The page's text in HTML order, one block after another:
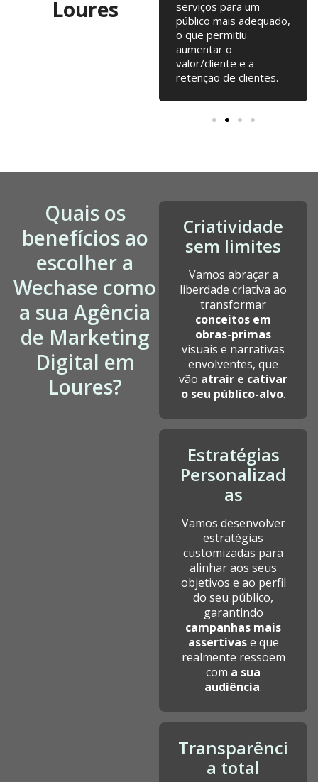
Loures
online, Email Marketing,
alterações na loja
serviços para um
público mais adequado,
o que permitiu
aumentar o
valor/cliente e a
retenção de clientes.
Quais os
benefícios ao
escolher a
Wechase como
a sua Agência
de Marketing
Digital em
Loures?
Criatividade
sem limites
Vamos abraçar a
liberdade criativa ao
transformar
conceitos em
obras-primas
visuais e narrativas
envolventes, que
vão atrair e cativar
o seu público-alvo.
Estratégias
Personalizad
as
Vamos desenvolver
estratégias
customizadas para
alinhar aos seus
objetivos e ao perfil
do seu público,
garantindo
campanhas mais
assertivase que
realmente ressoem
com a sua
audiência.
Transparênci
a total